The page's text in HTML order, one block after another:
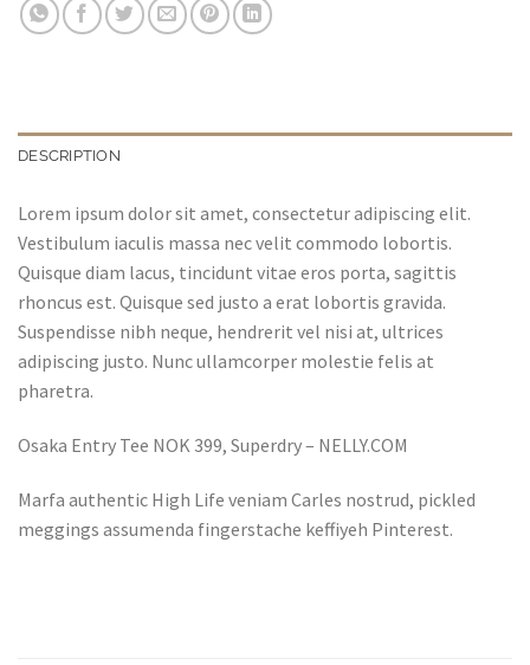
DESCRIPTION
Lorem ipsum dolor sit amet, consectetur adipiscing elit.
Vestibulum iaculis massa nec velit commodo lobortis.
Quisque diam lacus, tincidunt vitae eros porta, sagittis
rhoncus est. Quisque sed justo a erat lobortis gravida.
Suspendisse nibh neque, hendrerit vel nisi at, ultrices
adipiscing justo. Nunc ullamcorper molestie felis at
pharetra.
Osaka Entry Tee NOK 399, Superdry – NELLY.COM
Marfa authentic High Life veniam Carles nostrud, pickled
meggings assumenda fingerstache keffiyeh Pinterest.